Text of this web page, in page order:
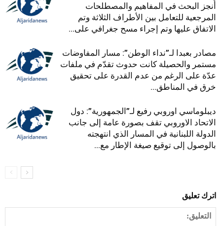
أُنجز البحث في المفاهيم والمصطلحات
المرجعية للتعامل بين الأطراف الثلاثة وتم
الاتفاق عليها وتم إجراء مسح جغرافي على...
مصادر بعبدا لـ”نداء الوطن”: مسار المفاوضات
مستمر والحصيلة كانت حدوث تقدّم في ملفات
عدّة على الرغم من عدم القدرة على تحقيق
خرق في المناطق...
ديبلوماسي اوروبي رفيع لـ”الجمهورية”: دول
الاتحاد الاوروبي تقف بصورة عامة إلى جانب
الدولة اللبنانية في المسار الذي انتهجته
بالوصول إلى توقيع صيغة الإطار مع...
اترك تعليق